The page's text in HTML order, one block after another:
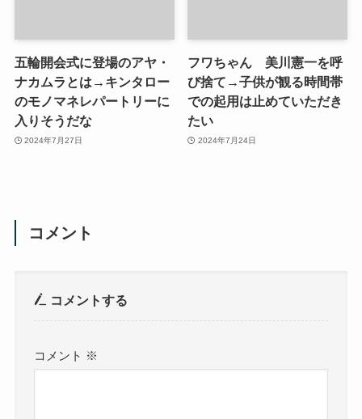
五輪開会式に登場のアヤ・
ナカムラとは→キンタロー
のモノマネレパートリーに
入りそうだな
2024年7月27日
フワちゃん 美川憲一を呼
び捨て→子供が観る時間帯
での起用は止めていただき
たい
2024年7月24日
コメント
コメントする
コメント ※